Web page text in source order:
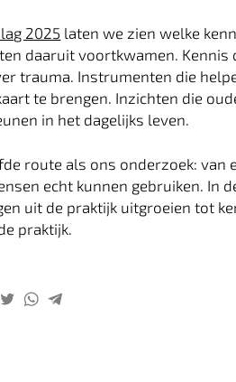
2025 laten we zien welke
daaruit voortkwamen. Kennis
trauma. Instrumenten die
te brengen. Inzichten die
in het dagelijks leven.
route als ons onderzoek: van
echt kunnen gebruiken. In
uit de praktijk uitgroeien tot
praktijk.